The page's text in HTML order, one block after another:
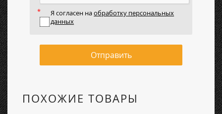
Я согласен наобработку персональных
данных
Отправить
ПОХОЖИЕ ТОВАРЫ